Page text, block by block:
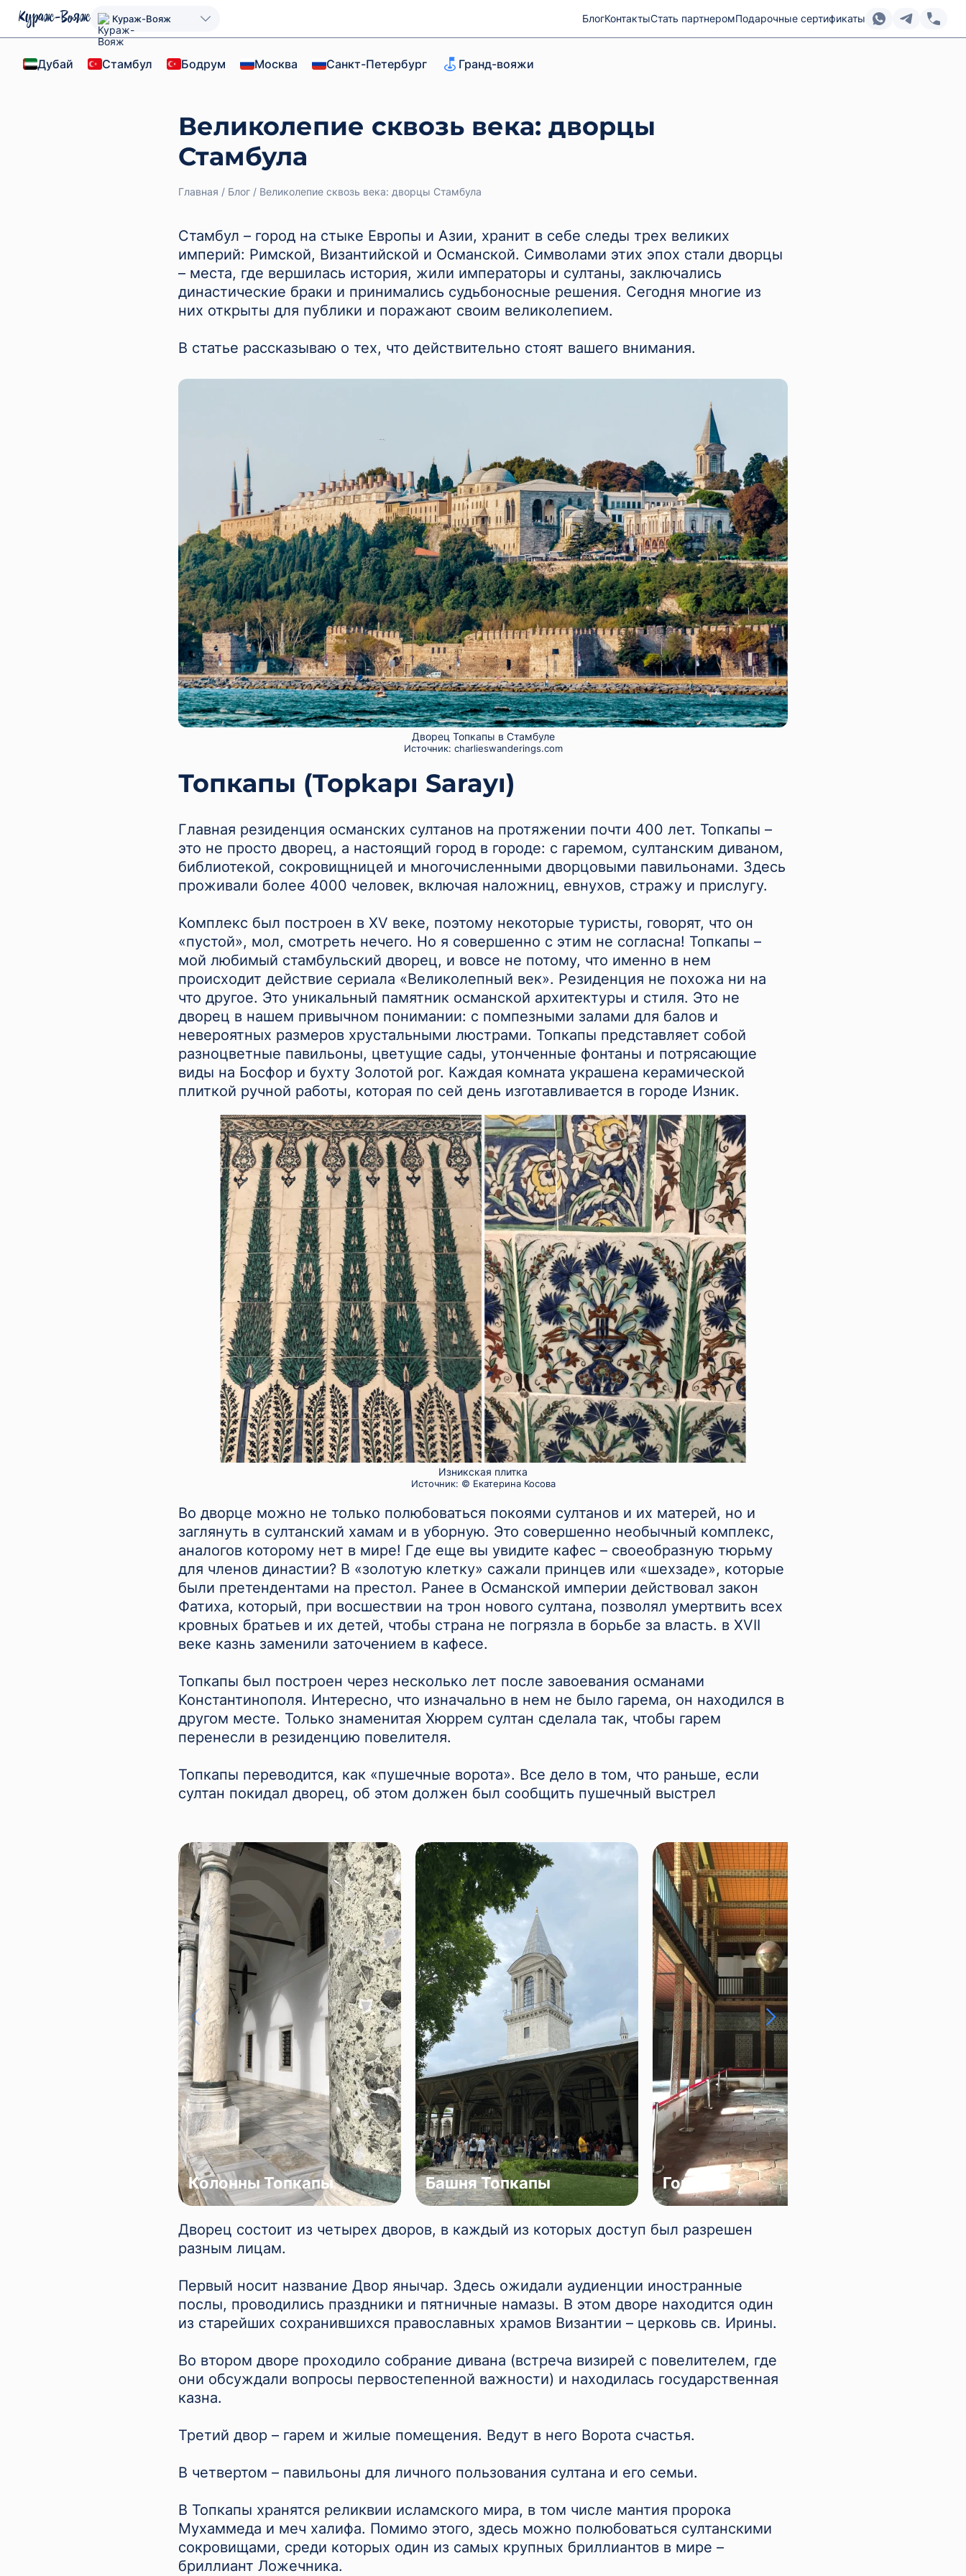
Кураж-Вояж БлогКонтактыСтать партнеромПодарочные сертификаты
Дубай Стамбул Бодрум Москва Санкт-Петербург Гранд-вояжи
Великолепие сквозь века: дворцы
Стамбула
Главная Блог Великолепие сквозь века: дворцы Стамбула
Стамбул – город на стыке Европы и Азии, хранит в себе следы трех великих
империй: Римской, Византийской и Османской. Символами этих эпох стали дворцы
– места, где вершилась история, жили императоры и султаны, заключались
династические браки и принимались судьбоносные решения. Сегодня многие из
них открыты для публики и поражают своим великолепием.
В статье рассказываю о тех, что действительно стоят вашего внимания.
Дворец Топкапы в Стамбуле
Источник: charlieswanderings.com
Топкапы (Topkapı Sarayı)
Главная резиденция османских султанов на протяжении почти 400 лет. Топкапы –
это не просто дворец, а настоящий город в городе: с гаремом, султанским диваном,
библиотекой, сокровищницей и многочисленными дворцовыми павильонами. Здесь
проживали более 4000 человек, включая наложниц, евнухов, стражу и прислугу.
Комплекс был построен в XV веке, поэтому некоторые туристы, говорят, что он
«пустой», мол, смотреть нечего. Но я совершенно с этим не согласна! Топкапы –
мой любимый стамбульский дворец, и вовсе не потому, что именно в нем
происходит действие сериала «Великолепный век». Резиденция не похожа ни на
что другое. Это уникальный памятник османской архитектуры и стиля. Это не
дворец в нашем привычном понимании: с помпезными залами для балов и
невероятных размеров хрустальными люстрами. Топкапы представляет собой
разноцветные павильоны, цветущие сады, утонченные фонтаны и потрясающие
виды на Босфор и бухту Золотой рог. Каждая комната украшена керамической
плиткой ручной работы, которая по сей день изготавливается в городе Изник.
Изникская плитка
Источник: © Екатерина Косова
Во дворце можно не только полюбоваться покоями султанов и их матерей, но и
заглянуть в султанский хамам и в уборную. Это совершенно необычный комплекс,
аналогов которому нет в мире! Где еще вы увидите кафес – своеобразную тюрьму
для членов династии? В «золотую клетку» сажали принцев или «шехзаде», которые
были претендентами на престол. Ранее в Османской империи действовал закон
Фатиха, который, при восшествии на трон нового султана, позволял умертвить всех
кровных братьев и их детей, чтобы страна не погрязла в борьбе за власть. в XVII
веке казнь заменили заточением в кафесе.
Топкапы был построен через несколько лет после завоевания османами
Константинополя. Интересно, что изначально в нем не было гарема, он находился в
другом месте. Только знаменитая Хюррем султан сделала так, чтобы гарем
перенесли в резиденцию повелителя.
Топкапы переводится, как «пушечные ворота». Все дело в том, что раньше, если
султан покидал дворец, об этом должен был сообщить пушечный выстрел
Колонны Топкапы Башня Топкапы Горем
Дворец состоит из четырех дворов, в каждый из которых доступ был разрешен
разным лицам.
Первый носит название Двор янычар. Здесь ожидали аудиенции иностранные
послы, проводились праздники и пятничные намазы. В этом дворе находится один
из старейших сохранившихся православных храмов Византии – церковь св. Ирины.
Во втором дворе проходило собрание дивана (встреча визирей с повелителем, где
они обсуждали вопросы первостепенной важности) и находилась государственная
казна.
Третий двор – гарем и жилые помещения. Ведут в него Ворота счастья.
В четвертом – павильоны для личного пользования султана и его семьи.
В Топкапы хранятся реликвии исламского мира, в том числе мантия пророка
Мухаммеда и меч халифа. Помимо этого, здесь можно полюбоваться султанскими
сокровищами, среди которых один из самых крупных бриллиантов в мире –
бриллиант Ложечника.